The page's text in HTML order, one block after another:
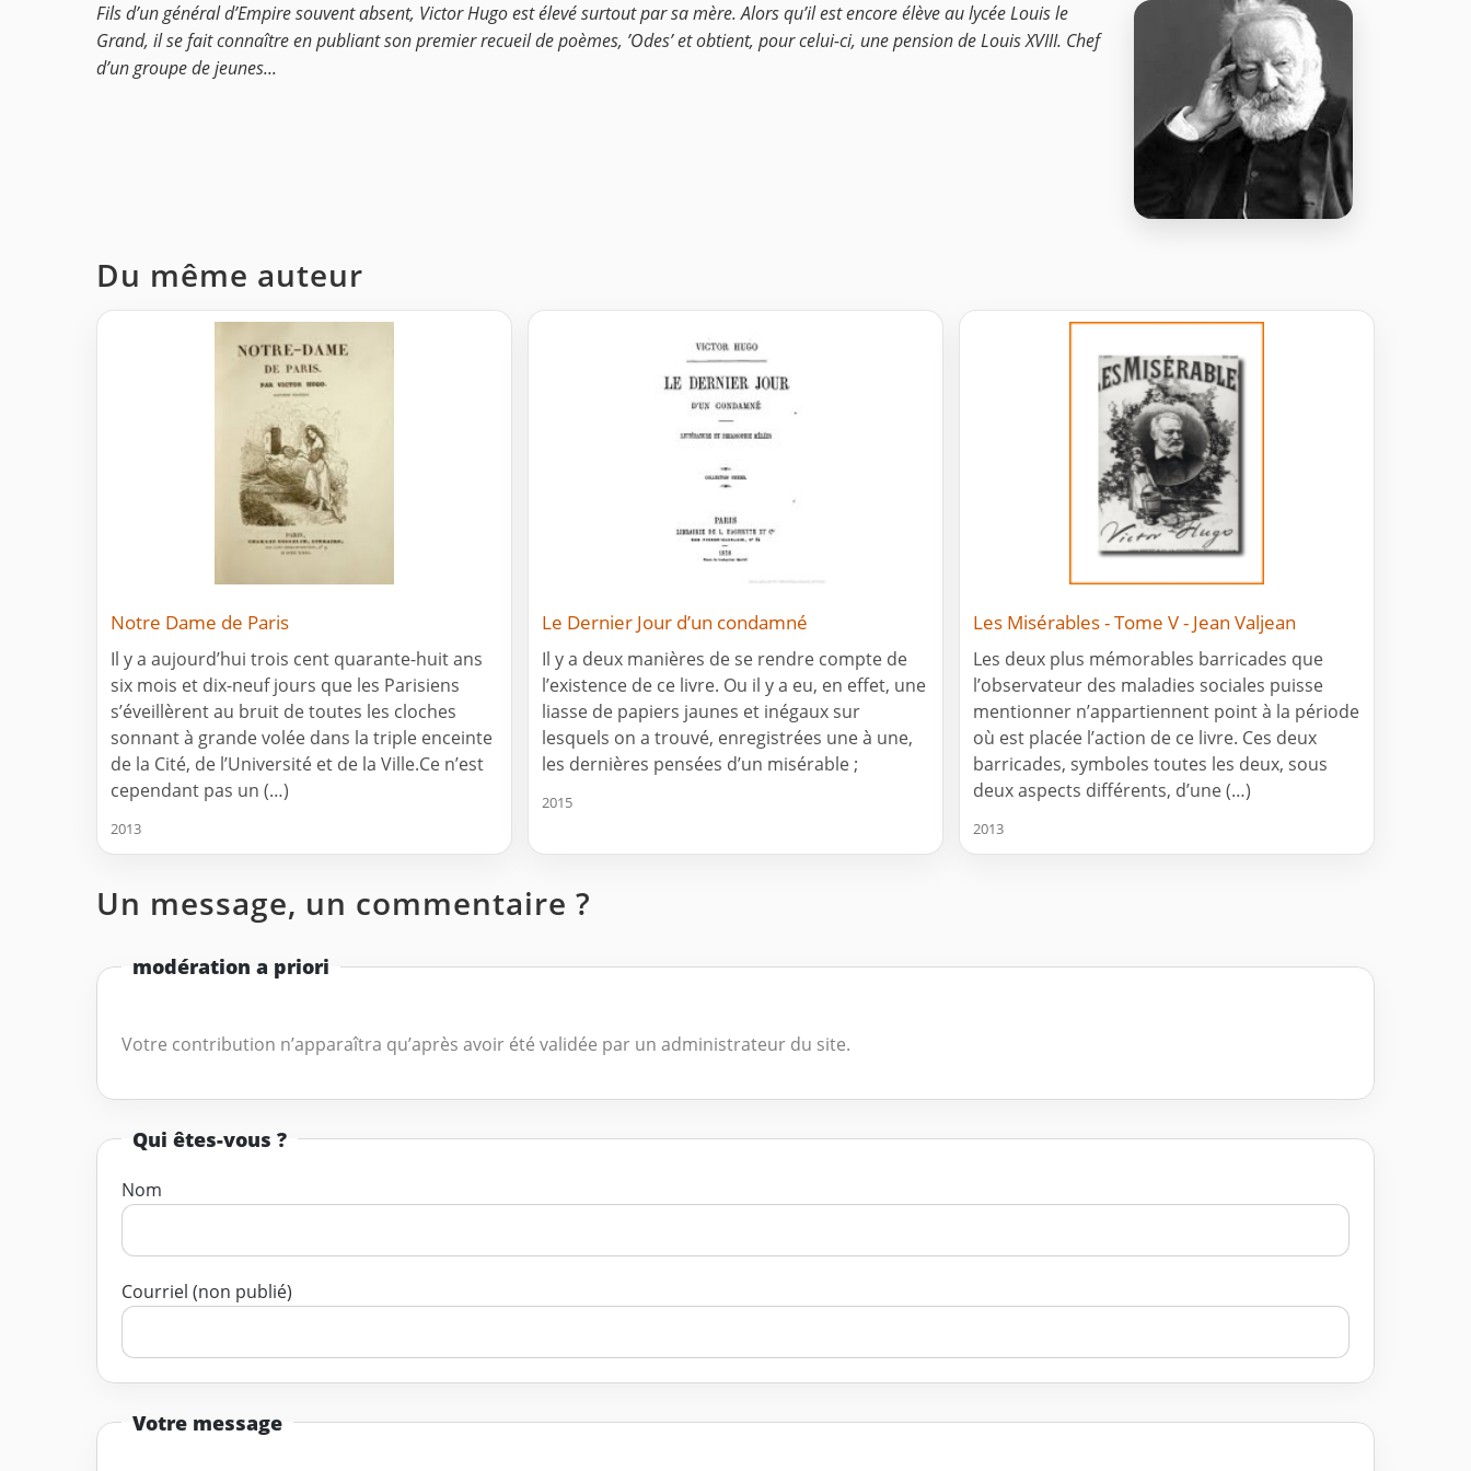
Fils d’un général d’Empire souvent absent, Victor Hugo est élevé surtout par sa mère. Alors qu’il est encore élève au lycée Louis le
Grand, il se fait connaître en publiant son premier recueil de poèmes, ’Odes’ et obtient, pour celui-ci, une pension de Louis XVIII. Chef
d’un groupe de jeunes...
Du même auteur
Notre Dame de Paris
Il y a aujourd’hui trois cent quarante-huit ans
six mois et dix-neuf jours que les Parisiens
s’éveillèrent au bruit de toutes les cloches
sonnant à grande volée dans la triple enceinte
de la Cité, de l’Université et de la Ville.Ce n’est
cependant pas un (…)
2013
Le Dernier Jour d’un condamné
Il y a deux manières de se rendre compte de
l’existence de ce livre. Ou il y a eu, en effet, une
liasse de papiers jaunes et inégaux sur
lesquels on a trouvé, enregistrées une à une,
les dernières pensées d’un misérable ;
2015
Les Misérables - Tome V - Jean Valjean
Les deux plus mémorables barricades que
l’observateur des maladies sociales puisse
mentionner n’appartiennent point à la période
où est placée l’action de ce livre. Ces deux
barricades, symboles toutes les deux, sous
deux aspects différents, d’une (…)
2013
Un message, un commentaire ?
modération a priori
Votre contribution n’apparaîtra qu’après avoir été validée par un administrateur du site.
Qui êtes-vous ?
Nom
Courriel (non publié)
Votre message